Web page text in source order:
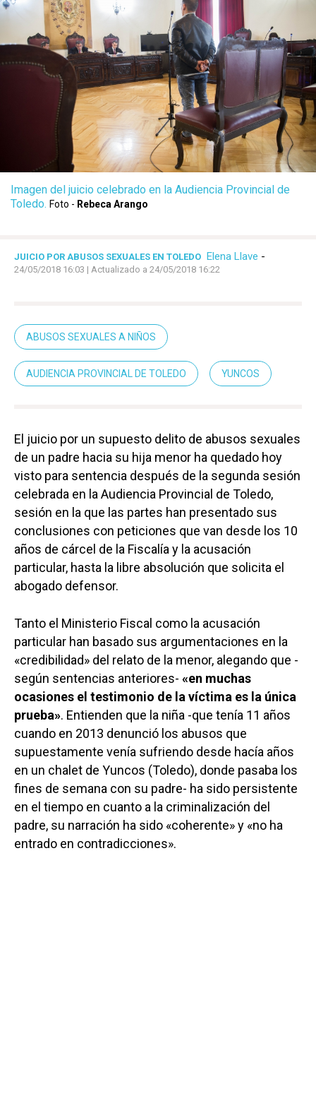
Imagen del juicio celebrado en la Audiencia Provincial de
Toledo. Foto - Rebeca Arango
JUICIO POR ABUSOS SEXUALES EN TOLEDO Elena Llave -
24/05/2018 16:03 | Actualizado a 24/05/2018 16:22
ABUSOS SEXUALES A NIÑOS
AUDIENCIA PROVINCIAL DE TOLEDO YUNCOS
El juicio por un supuesto delito de abusos sexuales
de un padre hacia su hija menor ha quedado hoy
visto para sentencia después de la segunda sesión
celebrada en la Audiencia Provincial de Toledo,
sesión en la que las partes han presentado sus
conclusiones con peticiones que van desde los 10
años de cárcel de la Fiscalía y la acusación
particular, hasta la libre absolución que solicita el
abogado defensor.
Tanto el Ministerio Fiscal como la acusación
particular han basado sus argumentaciones en la
«credibilidad» del relato de la menor, alegando que -
según sentencias anteriores- «en muchas
ocasiones el testimonio de la víctima es la única
prueba». Entienden que la niña -que tenía 11 años
cuando en 2013 denunció los abusos que
supuestamente venía sufriendo desde hacía años
en un chalet de Yuncos (Toledo), donde pasaba los
fines de semana con su padre- ha sido persistente
en el tiempo en cuanto a la criminalización del
padre, su narración ha sido «coherente» y «no ha
entrado en contradicciones».